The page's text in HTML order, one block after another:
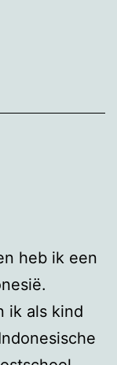
heb ik een
ik als kind